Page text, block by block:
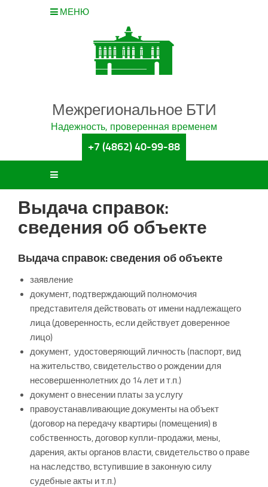
МЕНЮ
Межрегиональное БТИ
Надежность, проверенная временем
+7 (4862) 40-99-88
Выдача справок:
сведения об объекте
Выдача справок: сведения об объекте
заявление
документ, подтверждающий полномочия
представителя действовать от имени надлежащего
лица (доверенность, если действует доверенное
лицо)
документ, удостоверяющий личность (паспорт, вид
на жительство, свидетельство о рождении для
несовершеннолетних до 14 лет и т.п.)
документ о внесении платы за услугу
правоустанавливающие документы на объект
(договор на передачу квартиры (помещения) в
собственность, договор купли-продажи, мены,
дарения, акты органов власти, свидетельство о праве
на наследство, вступившие в законную силу
судебные акты и т.п.)